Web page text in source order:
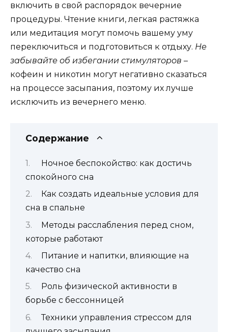
включить в свой распорядок вечерние
процедуры. Чтение книги, легкая растяжка
или медитация могут помочь вашему уму
переключиться и подготовиться к отдыху. Не
забывайте об избегании стимуляторов –
кофеин и никотин могут негативно сказаться
на процессе засыпания, поэтому их лучше
исключить из вечернего меню.
Содержание
Ночное беспокойство: как достичь
спокойного сна
Как создать идеальные условия для
сна в спальне
Методы расслабления перед сном,
которые работают
Питание и напитки, влияющие на
качество сна
Роль физической активности в
борьбе с бессонницей
Техники управления стрессом для